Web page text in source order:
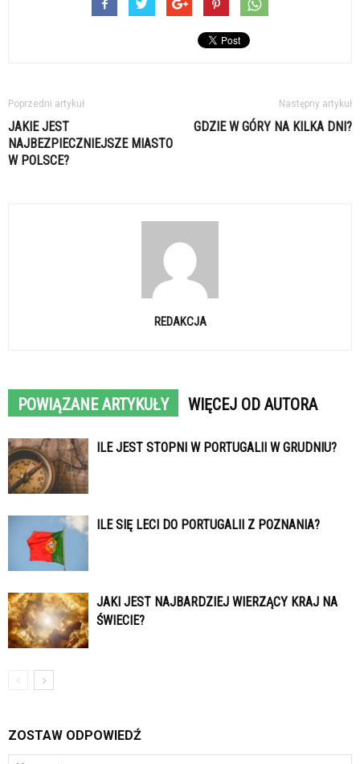
Poprzedni artykuł
JAKIE JEST
NAJBEZPIECZNIEJSZE MIASTO
W POLSCE?
Następny artykuł
GDZIE W GÓRY NA KILKA DNI?
REDAKCJA
POWIĄZANE ARTYKUŁY WIĘCEJ OD AUTORA
ILE JEST STOPNI W PORTUGALII W GRUDNIU?
ILE SIĘ LECI DO PORTUGALII Z POZNANIA?
JAKI JEST NAJBARDZIEJ WIERZĄCY KRAJ NA
ŚWIECIE?
ZOSTAW ODPOWIEDŹ